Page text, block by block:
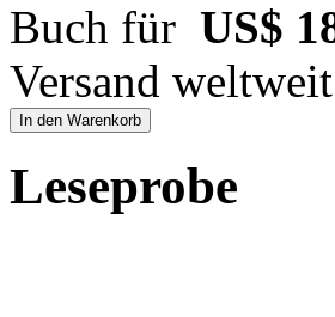
Buch für US$
Versand weltweit
In den Warenkorb
Leseprobe